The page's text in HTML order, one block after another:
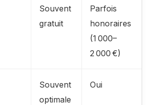
Souvent
gratuit
Parfois
honoraires
(1 000–
2 000 €)
Souvent
optimale
Oui